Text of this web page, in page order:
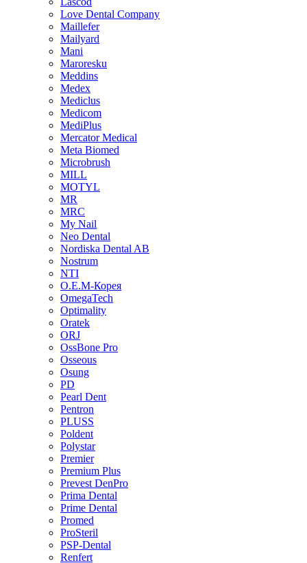
Love Dental Company
Maillefer
Mailyard
Mani
Maroresku
Meddins
Medex
Mediclus
Medicom
MediPlus
Mercator Medical
Meta Biomed
Microbrush
MILL
MOTYL
MR
MRC
My Nail
Neo Dental
Nordiska Dental AB
Nostrum
NTI
O.E.M-Корея
OmegaTech
Optimality
Oratek
ORJ
OssBone Pro
Osseous
Osung
PD
Pearl Dent
Pentron
PLUSS
Poldent
Polystar
Premier
Premium Plus
Prevest DenPro
Prima Dental
Prime Dental
Promed
ProSteril
PSP-Dental
Renfert